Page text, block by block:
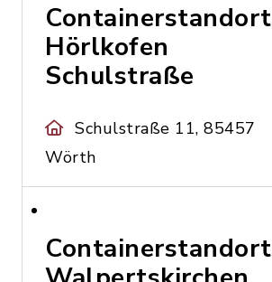
Containerstandort
Hörlkofen
Schulstraße
Schulstraße 11, 85457
Wörth
Containerstandort